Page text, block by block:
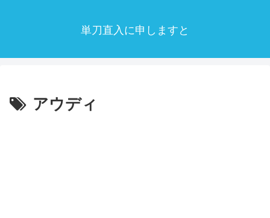
単刀直入に申しますと
アウディ